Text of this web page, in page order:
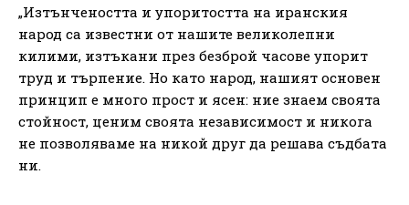
„Изтънчеността и упоритостта на иранския
народ са известни от нашите великолепни
килими, изтъкани през безброй часове упорит
труд и търпение. Но като народ, нашият основен
принцип е много прост и ясен: ние знаем своята
стойност, ценим своята независимост и никога
не позволяваме на никой друг да решава съдбата
ни.